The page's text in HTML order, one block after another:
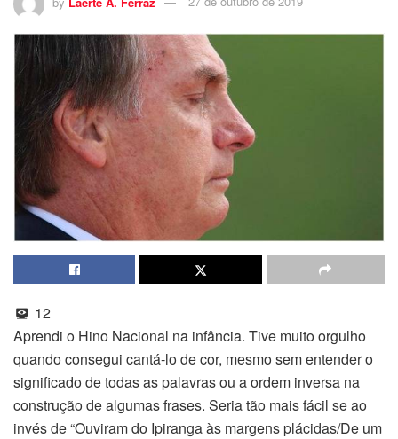
12
Aprendi o Hino Nacional na infância. Tive muito orgulho
quando consegui cantá-lo de cor, mesmo sem entender o
significado de todas as palavras ou a ordem inversa na
construção de algumas frases. Seria tão mais fácil se ao
invés de “Ouviram do Ipiranga às margens plácidas/De um